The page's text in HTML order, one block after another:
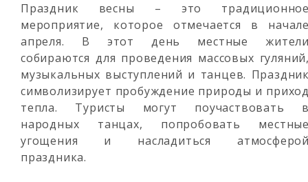
Праздник весны – это
мероприятие, которое отмечается в
апреля. В этот день местные
собираются для проведения массовых
музыкальных выступлений и танцев.
символизирует пробуждение природы и
тепла. Туристы могут поучаствовать
народных танцах, попробовать
угощения и насладиться
праздника.